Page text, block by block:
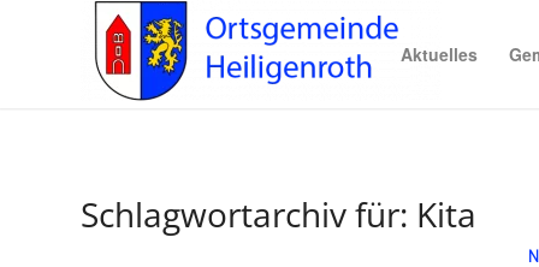
Aktuelles
Schlagwortarchiv für: Kita